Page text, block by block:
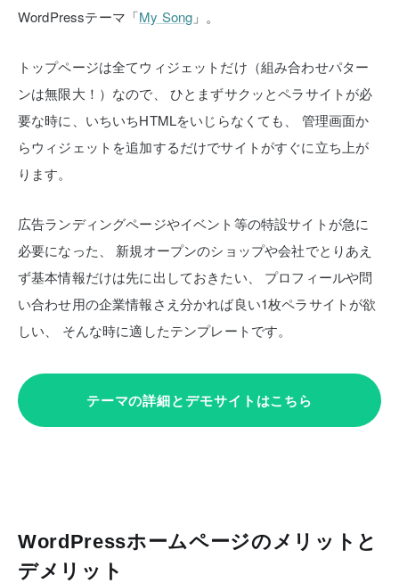
WordPressテーマ「My Song 」。
トップページは全てウィジェットだけ（組み合わせパター
ンは無限大！）なので、
ひとまずサクッとペラサイトが必
要な時に、いちいちHTMLをいじらなくても、
管理画面か
らウィジェットを追加するだけでサイトがすぐに立ち上が
ります。
広告ランディングページやイベント等の特設サイトが急に
必要になった、
新規オープンのショップや会社でとりあえ
ず基本情報だけは先に出しておきたい、
プロフィールや問
い合わせ用の企業情報さえ分かれば良い1枚ペラサイトが欲
しい、
そんな時に適したテンプレートです。
テーマの詳細とデモサイトはこちら
WordPressホームページのメリットと
デメリット